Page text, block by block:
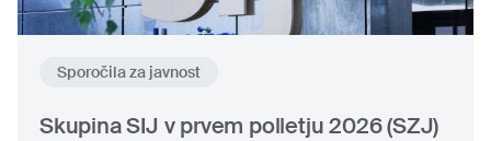
Sporočila za javnost
Skupina SIJ v prvem polletju 2026 (SZJ)